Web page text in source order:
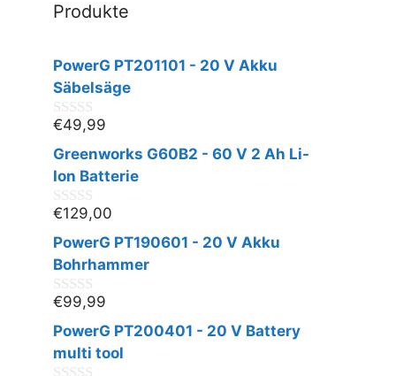
Produkte
PowerG PT201101 - 20 V Akku
Säbelsäge
0
v
o
n
5
€49,99
Greenworks G60B2 - 60 V 2 Ah Li-
Ion Batterie
0
v
o
n
5
€129,00
PowerG PT190601 - 20 V Akku
Bohrhammer
0
v
o
n
5
€99,99
PowerG PT200401 - 20 V Battery
multi tool